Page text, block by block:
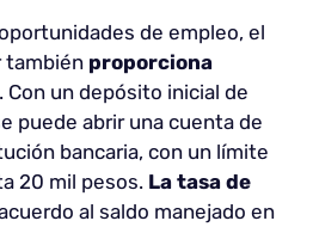
de empleo, el
también proporciona
. Con un depósito inicial de
puede abrir una cuenta de
bancaria, con un límite
20 mil pesos. La tasa de
al saldo manejado en